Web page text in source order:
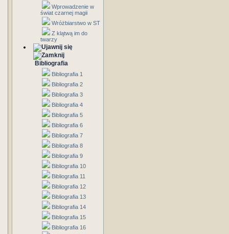
Wprowadzenie w
świat czarnej magii
Wróżbiarstwo w ST
Z klątwą im do
twarzy
Bibliografia
Bibliografia 1
Bibliografia 2
Bibliografia 3
Bibliografia 4
Bibliografia 5
Bibliografia 6
Bibliografia 7
Bibliografia 8
Bibliografia 9
Bibliografia 10
Bibliografia 11
Bibliografia 12
Bibliografia 13
Bibliografia 14
Bibliografia 15
Bibliografia 16